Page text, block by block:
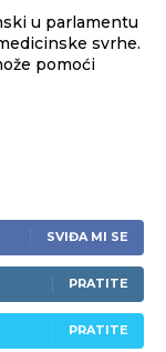
u parlamentu
svrhe.
pomoći
SVIĐA MI SE
PRATITE
PRATITE